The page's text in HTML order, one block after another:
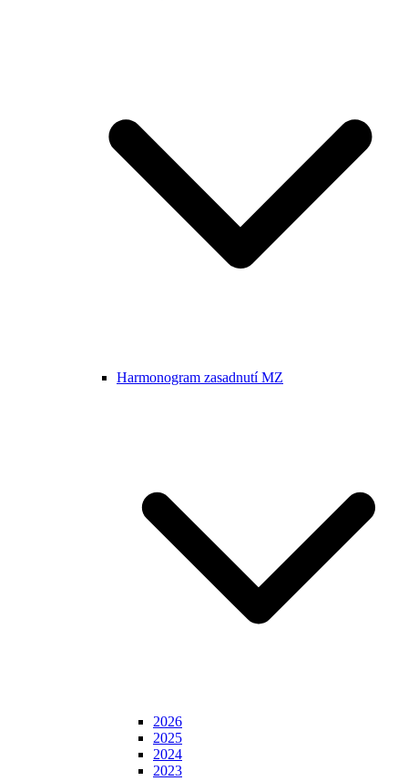
Harmonogram zasadnutí MZ
2026
2025
2024
2023